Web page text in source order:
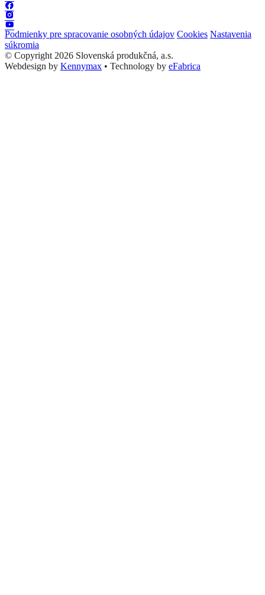
Podmienky pre spracovanie osobných údajov Cookies Nastavenia
súkromia
© Copyright 2026 Slovenská produkčná, a.s.
Webdesign by Kennymax • Technology by eFabrica